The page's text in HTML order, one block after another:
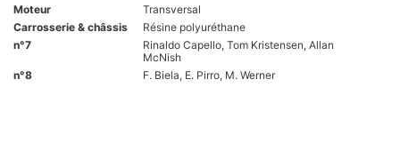
Moteur
Transversal
Carrosserie & châssis
Résine polyuréthane
n°7
Rinaldo Capello, Tom Kristensen, Allan
McNish
n°8
F. Biela, E. Pirro, M. Werner